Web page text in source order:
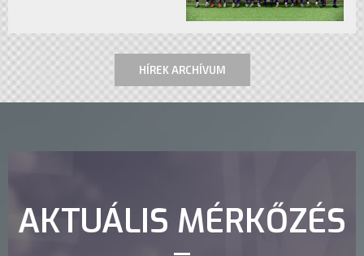
HÍREK ARCHÍVUM
AKTUÁLIS MÉRKŐZÉS